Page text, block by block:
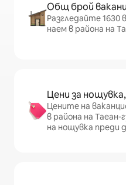
Общ брой
Разгледайте 1630
наем в района на
Цени за
Цените на
в района на Таеан-
на нощувка преди